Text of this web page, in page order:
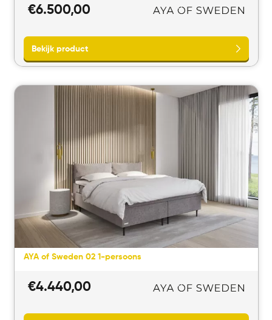
€6.500,00
Bekijk product
AYA of Sweden 02 1-persoons
€4.440,00